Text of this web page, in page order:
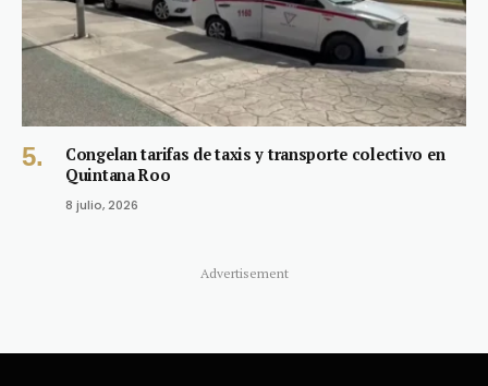
Congelan tarifas de taxis y transporte colectivo en
Quintana Roo
8 julio, 2026
Advertisement